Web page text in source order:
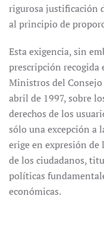
rigurosa justificación
al principio de
Esta exigencia, sin
prescripción recogida
Ministros del Consejo
abril de 1997, sobre
derechos de los
sólo una excepción a
erige en expresión
de los ciudadanos,
políticas
económicas.